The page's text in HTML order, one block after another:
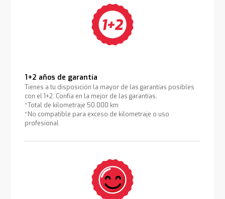
1+2 años de garantía
Tienes a tu disposición la mayor de las garantías posibles
con el 1+2. Confía en la mejor de las garantías.
*Total de kilometraje 50.000 km
*No compatible para exceso de kilometraje o uso
profesional